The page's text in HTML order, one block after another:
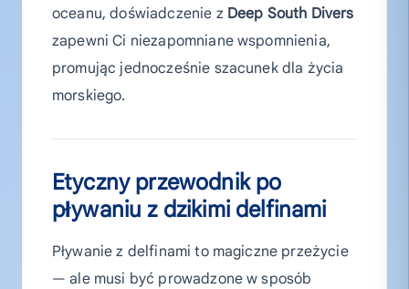
oceanu, doświadczenie z Deep South Divers
zapewni Ci niezapomniane wspomnienia,
promując jednocześnie szacunek dla życia
morskiego.
Etyczny przewodnik po
pływaniu z dzikimi delfinami
Pływanie z delfinami to magiczne przeżycie
— ale musi być prowadzone w sposób